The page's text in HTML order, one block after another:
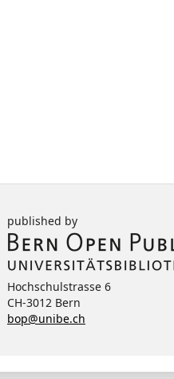
published by
Hochschulstrasse 6
CH-3012 Bern
bop@unibe.ch